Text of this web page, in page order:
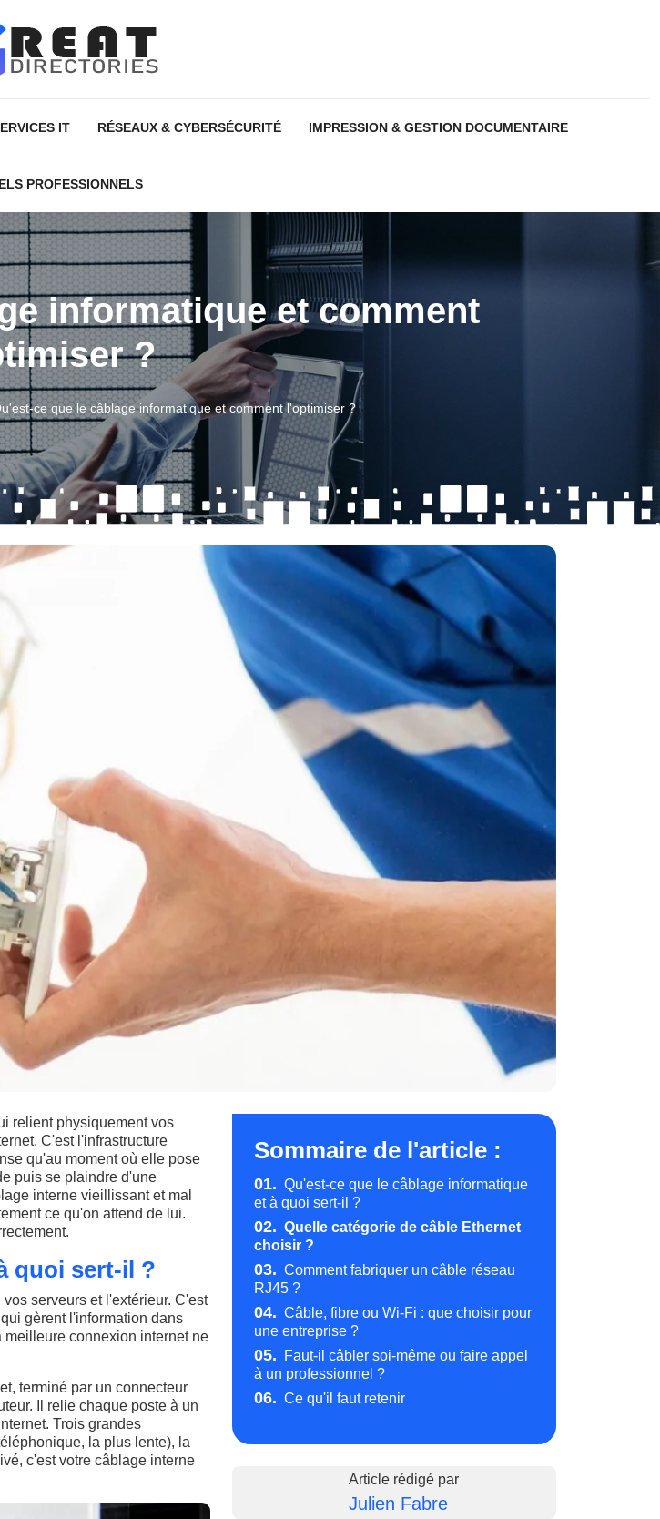
IT RÉSEAUX & CYBERSÉCURITÉ IMPRESSION & GESTION DOCUMENTAIRE
PROFESSIONNELS
informatique et comment
?
ce que le câblage informatique et comment l'optimiser ?
relient physiquement vos
C'est l'infrastructure
qu'au moment où elle pose
puis se plaindre d'une
interne vieillissant et mal
ce qu'on attend de lui.
quoi sert-il ?
serveurs et l'extérieur. C'est
gèrent l'information dans
meilleure connexion internet ne
terminé par un connecteur
Il relie chaque poste à un
Trois grandes
la plus lente), la
c'est votre câblage interne
Sommaire de l'article :
01. Qu'est-ce que le câblage informatique
et à quoi sert-il ?
02. Quelle catégorie de câble Ethernet
choisir ?
03. Comment fabriquer un câble réseau
RJ45 ?
04. Câble, fibre ou Wi-Fi : que choisir pour
une entreprise ?
05.
Faut-il câbler soi-même ou faire appel
à un professionnel ?
06. Ce qu'il faut retenir
Article rédigé par
Julien Fabre